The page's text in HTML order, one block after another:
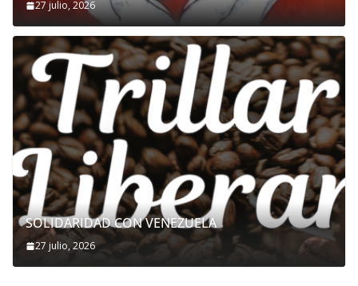
27 julio, 2026
SOLIDARIDAD CON VENEZUELA
27 julio, 2026